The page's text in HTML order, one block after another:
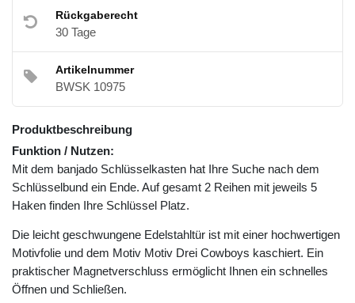
Rückgaberecht
30 Tage
Artikelnummer
BWSK 10975
Produktbeschreibung
Funktion / Nutzen:
Mit dem banjado Schlüsselkasten hat Ihre Suche nach dem
Schlüsselbund ein Ende. Auf gesamt 2 Reihen mit jeweils 5
Haken finden Ihre Schlüssel Platz.
Die leicht geschwungene Edelstahltür ist mit einer hochwertigen
Motivfolie und dem Motiv Motiv Drei Cowboys kaschiert. Ein
praktischer Magnetverschluss ermöglicht Ihnen ein schnelles
Öffnen und Schließen.